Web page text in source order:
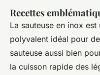
Recettes
La sauteuse en inox
polyvalent idéal pour
sauteuse aussi bien
la cuisson rapide des